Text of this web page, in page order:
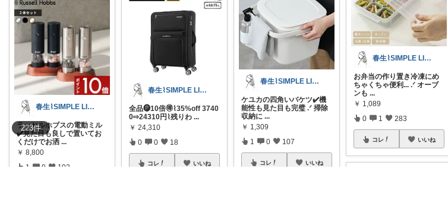
223件
春生⌇SIMPLE LIFE⌇
ラッセルホブスの電動ミル
✔️見た目も良しで置いてお
くだけでお洒 ...
￥ 8,800
1 0 102
春生⌇SIMPLE LIFE⌇
全品🅟10倍🉐⌇35%off 3740
0⇨24310円⌇残りわ ...
￥ 24,310
0 0 18
コレ いいね
春生⌇SIMPLE LIFE⌇
ケユカの四角いバケツ✔️機
能性も見た目も完璧 .ᐟ 掃除
収納に ...
￥ 1,309
1 0 107
コレ いいね
春生⌇SIMPLE LIFE⌇
お弁当の作り置き冷凍にめ
ちゃくちゃ便利... .ᐟ オーブ
ンも ...
￥ 1,089
0 1 283
コレ いいね